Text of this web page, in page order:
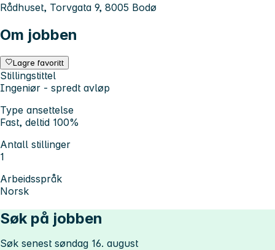
Rådhuset, Torvgata 9, 8005 Bodø
Om jobben
Lagre favoritt
Stillingstittel
Ingeniør - spredt avløp
Type ansettelse
Fast, deltid 100%
Antall stillinger
1
Arbeidsspråk
Norsk
Søk på jobben
Søk senest søndag 16. august